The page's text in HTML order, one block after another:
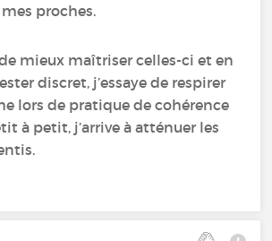
proches.
mieux maîtriser celles-ci et en
discret, j’essaye de respirer
lors de pratique de cohérence
à petit, j’arrive à atténuer les